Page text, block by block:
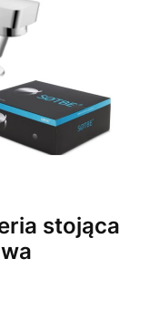
stojąca